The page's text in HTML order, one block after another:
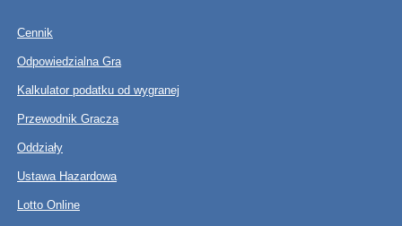
Cennik
Odpowiedzialna Gra
Kalkulator podatku od wygranej
Przewodnik Gracza
Oddziały
Ustawa Hazardowa
Lotto Online